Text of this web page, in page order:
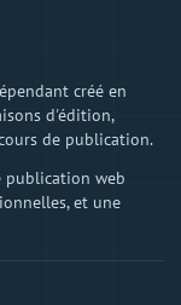
créé en
d'édition,
de publication.
publication web
et une